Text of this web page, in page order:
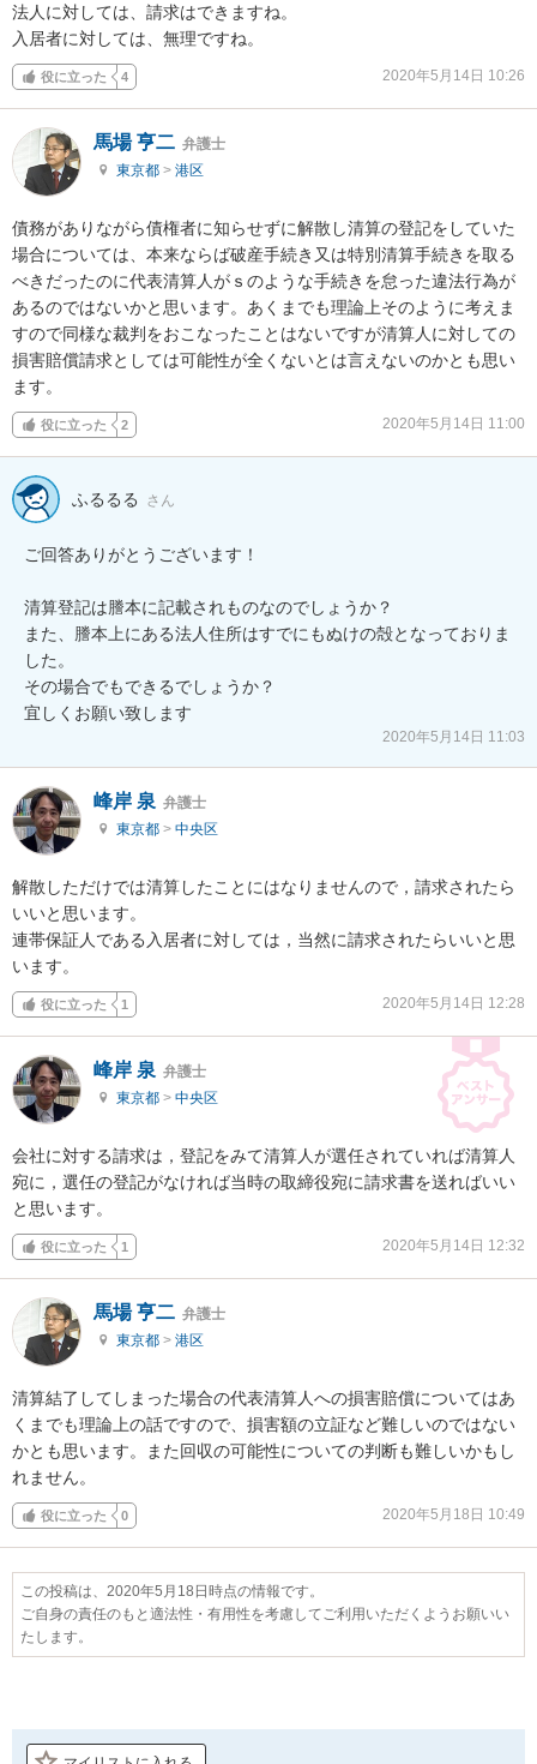
法人に対しては、請求はできますね。
入居者に対しては、無理ですね。
役に立った 4 2020年5月14日 10:26
馬場 亨二 弁護士
東京都 > 港区
債務がありながら債権者に知らせずに解散し清算の登記をしていた
場合については、本来ならば破産手続き又は特別清算手続きを取る
べきだったのに代表清算人がｓのような手続きを怠った違法行為が
あるのではないかと思います。あくまでも理論上そのように考えま
すので同様な裁判をおこなったことはないですが清算人に対しての
損害賠償請求としては可能性が全くないとは言えないのかとも思い
ます。
役に立った 2 2020年5月14日 11:00
ふるるる さん
ご回答ありがとうございます！
清算登記は謄本に記載されものなのでしょうか？
また、謄本上にある法人住所はすでにもぬけの殻となっておりま
した。
その場合でもできるでしょうか？
2020年5月14日 11:03
峰岸 泉 弁護士
東京都 > 中央区
解散しただけでは清算したことにはなりませんので，請求されたら
いいと思います。
連帯保証人である入居者に対しては，当然に請求されたらいいと思
います。
役に立った 1 2020年5月14日 12:28
峰岸 泉 弁護士
東京都 > 中央区
会社に対する請求は，登記をみて清算人が選任されていれば清算人
宛に，選任の登記がなければ当時の取締役宛に請求書を送ればいい
と思います。
役に立った 1 2020年5月14日 12:32
馬場 亨二 弁護士
東京都 > 港区
清算結了してしまった場合の代表清算人への損害賠償についてはあ
くまでも理論上の話ですので、損害額の立証など難しいのではない
かとも思います。また回収の可能性についての判断も難しいかもし
れません。
役に立った 0 2020年5月18日 10:49
この投稿は、2020年5月18日時点の情報です。
ご自身の責任のもと適法性・有用性を考慮してご利用いただくようお願いい
たします。